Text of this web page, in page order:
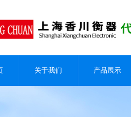
关于我们 产品展示